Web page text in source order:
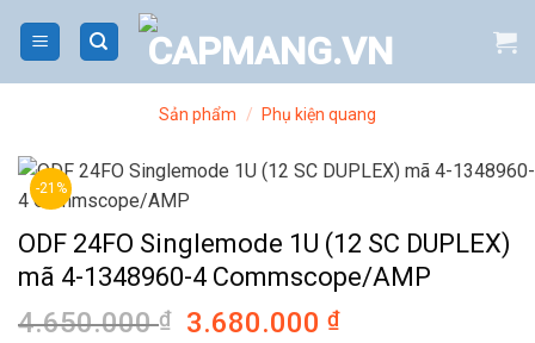
Sản phẩm / Phụ kiện quang
-21%
ODF 24FO Singlemode 1U (12 SC DUPLEX)
mã 4-1348960-4 Commscope/AMP
4.650.000₫
Giá
3.680.000₫Giá